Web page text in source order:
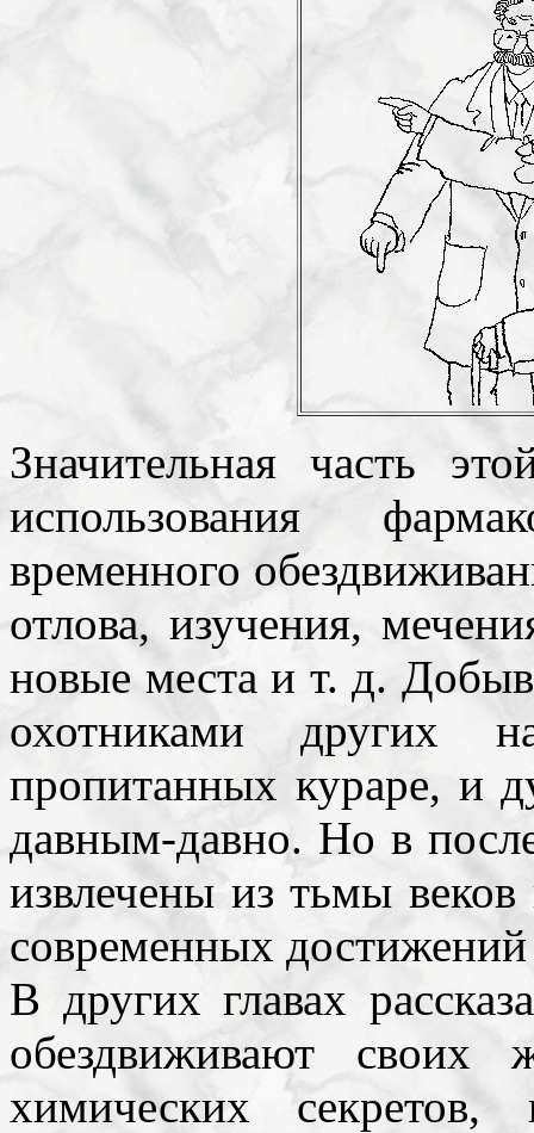
Значительная часть
использования
временного
отлова, изучения,
новые места и т. д.
охотниками других
пропитанных кураре, и
давным-давно. Но в
извлечены из тьмы
современных
В других главах
обездвиживают
химических секретов,